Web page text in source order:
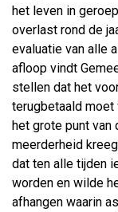
het leven in
overlast rond de
evaluatie van alle
afloop vindt
stellen dat het
terugbetaald
het grote punt
meerderheid
dat ten alle tijden
worden en wilde
afhangen waarin